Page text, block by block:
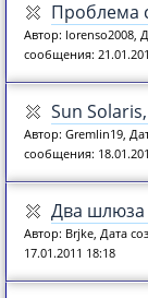
Проблема
Автор: lorenso2008,
сообщения:
Sun
Автор: Gremlin19,
сообщения:
Два шлюза
Автор: Brjke, Дата
17.01.2011 18:18